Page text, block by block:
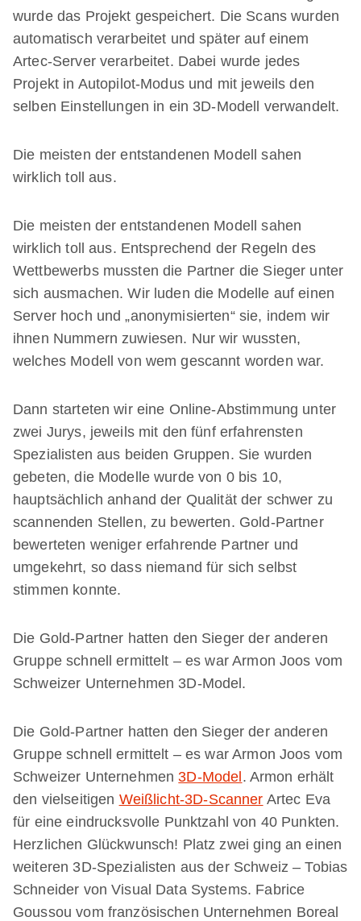
wurde das Projekt gespeichert. Die Scans wurden
automatisch verarbeitet und später auf einem
Artec-Server verarbeitet. Dabei wurde jedes
Projekt in Autopilot-Modus und mit jeweils den
selben Einstellungen in ein 3D-Modell verwandelt.
Die meisten der entstandenen Modell sahen
wirklich toll aus.
Die meisten der entstandenen Modell sahen
wirklich toll aus. Entsprechend der Regeln des
Wettbewerbs mussten die Partner die Sieger unter
sich ausmachen. Wir luden die Modelle auf einen
Server hoch und „anonymisierten“ sie, indem wir
ihnen Nummern zuwiesen. Nur wir wussten,
welches Modell von wem gescannt worden war.
Dann starteten wir eine Online-Abstimmung unter
zwei Jurys, jeweils mit den fünf erfahrensten
Spezialisten aus beiden Gruppen. Sie wurden
gebeten, die Modelle wurde von 0 bis 10,
hauptsächlich anhand der Qualität der schwer zu
scannenden Stellen, zu bewerten. Gold-Partner
bewerteten weniger erfahrende Partner und
umgekehrt, so dass niemand für sich selbst
stimmen konnte.
Die Gold-Partner hatten den Sieger der anderen
Gruppe schnell ermittelt – es war Armon Joos vom
Schweizer Unternehmen 3D-Model.
Die Gold-Partner hatten den Sieger der anderen
Gruppe schnell ermittelt – es war Armon Joos vom
Schweizer Unternehmen3D-Model. Armon erhält
den vielseitigen Weißlicht-3D-Scanner Artec Eva
für eine eindrucksvolle Punktzahl von 40 Punkten.
Herzlichen Glückwunsch! Platz zwei ging an einen
weiteren 3D-Spezialisten aus der Schweiz – Tobias
Schneider von Visual Data Systems. Fabrice
Goussou vom französischen Unternehmen Boreal